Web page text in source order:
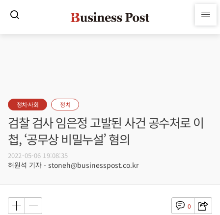
정치·사회 정치
검찰 검사 임은정 고발된 사건 공수처로 이
첩, ‘공무상 비밀누설’ 혐의
2022-05-06 19:08:35
허원석 기자 - stoneh@businesspost.co.kr
0